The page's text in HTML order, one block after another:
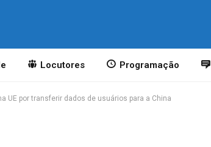
Locutores Programação
UE por transferir dados de usuários para a China